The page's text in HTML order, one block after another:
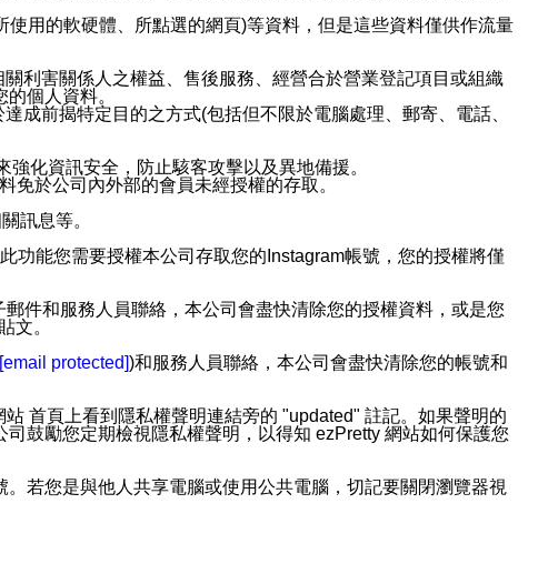
用的軟硬體、所點選的網頁)等資料，但是這些資料僅供作流量
利害關係人之權益、售後服務、經營合於營業登記項目或組織
個人資料。
成前揭特定目的之方式(包括但不限於電腦處理、郵寄、電話、
化資訊安全，防止駭客攻擊以及異地備援。
於公司內外部的會員未經授權的存取。
訊息等。
功能您需要授權本公司存取您的Instagram帳號，您的授權將僅
件和服務人員聯絡，本公司會盡快清除您的授權資料，或是您
文。
[email protected])和服務人員聯絡，本公司會盡快清除您的帳號和
首頁上看到隱私權聲明連結旁的 "updated" 註記。如果聲明的
鼓勵您定期檢視隱私權聲明，以得知 ezPretty 網站如何保護您
若您是與他人共享電腦或使用公共電腦，切記要關閉瀏覽器視